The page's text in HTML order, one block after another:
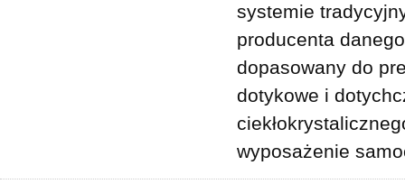
systemie
producenta
dopasowany do
dotykowe i
wyposażenie